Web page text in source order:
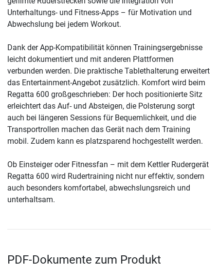
Unterhaltungs- und Fitness-Apps – für Motivation und
Abwechslung bei jedem Workout.
Dank der App-Kompatibilität können Trainingsergebnisse
leicht dokumentiert und mit anderen Plattformen
verbunden werden. Die praktische Tablethalterung erweitert
das Entertainment-Angebot zusätzlich. Komfort wird beim
Regatta 600 großgeschrieben: Der hoch positionierte Sitz
erleichtert das Auf- und Absteigen, die Polsterung sorgt
auch bei längeren Sessions für Bequemlichkeit, und die
Transportrollen machen das Gerät nach dem Training
mobil. Zudem kann es platzsparend hochgestellt werden.
Ob Einsteiger oder Fitnessfan – mit dem Kettler Rudergerät
Regatta 600 wird Rudertraining nicht nur effektiv, sondern
auch besonders komfortabel, abwechslungsreich und
unterhaltsam.
PDF-Dokumente zum Produkt